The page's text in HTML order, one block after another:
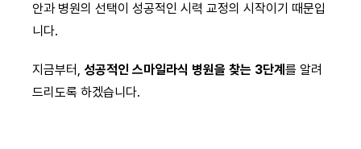
안과 병원의 선택이 성공적인 시력 교정의 시작이기 때문입
니다.
지금부터, 성공적인 스마일라식 병원을 찾는 3단계 를 알려
드리도록 하겠습니다.